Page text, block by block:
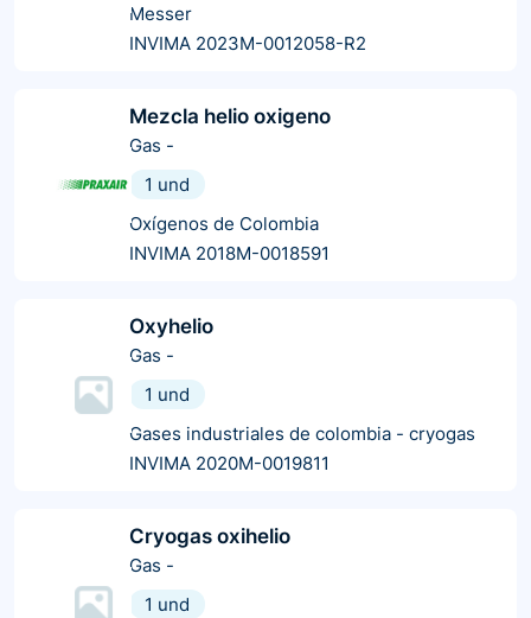
Messer
INVIMA 2023M-0012058-R2
Mezcla helio oxigeno
Gas -
1 und
Oxígenos de Colombia
INVIMA 2018M-0018591
Oxyhelio
Gas -
1 und
Gases industriales de colombia - cryogas
INVIMA 2020M-0019811
Cryogas oxihelio
Gas -
1 und